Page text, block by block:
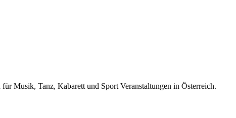
Musik, Tanz, Kabarett und Sport Veranstaltungen in Österreich.